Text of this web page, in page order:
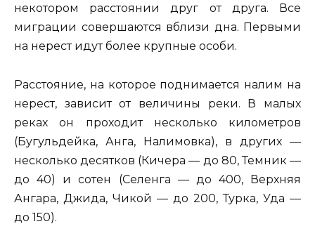
некотором расстоянии друг от друга. Все
миграции совершаются вблизи дна. Первыми
на нерест идут более крупные особи.
Расстояние, на которое поднимается налим на
нерест, зависит от величины реки. В малых
реках он проходит несколько километров
(Бугульдейка, Анга, Налимовка), в других —
несколько десятков (Кичера — до 80, Темник —
до 40) и сотен (Селенга — до 400, Верхняя
Ангара, Джида, Чикой — до 200, Турка, Уда —
до 150).